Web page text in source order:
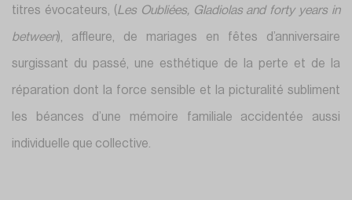
titres évocateurs, (Les Oubliées, Gladiolas and forty years in
between), affleure, de mariages en fêtes d’anniversaire
surgissant du passé, une esthétique de la perte et de la
réparation dont la force sensible et la picturalité subliment
les béances d’une mémoire familiale accidentée aussi
individuelle que collective.